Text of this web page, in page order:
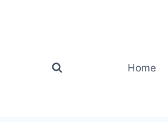
Home